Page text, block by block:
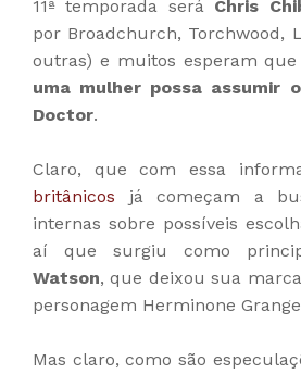
11ª temporada será Chris
por Broadchurch, Torchwood,
outras) e muitos esperam
uma mulher possa assumir
Doctor.
Claro, que com essa
britânicos já começam a
internas sobre possíveis
aí que surgiu como
Watson, que deixou sua
personagem Herminone
Mas claro, como são